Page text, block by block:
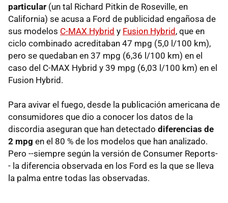
particular (un tal Richard Pitkin de Roseville, en
California) se acusa a Ford de publicidad engañosa de
sus modelos C-MAX Hybrid y Fusion Hybrid, que en
ciclo combinado acreditaban 47 mpg (5,0 l/100 km),
pero se quedaban en 37 mpg (6,36 l/100 km) en el
caso del C-MAX Hybrid y 39 mpg (6,03 l/100 km) en el
Fusion Hybrid.
Para avivar el fuego, desde la publicación americana de
consumidores que dio a conocer los datos de la
discordia aseguran que han detectado diferencias de
2 mpg en el 80 % de los modelos que han analizado.
Pero --siempre según la versión de Consumer Reports-
- la diferencia observada en los Ford es la que se lleva
la palma entre todas las observadas.